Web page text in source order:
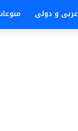
عربى و دولى